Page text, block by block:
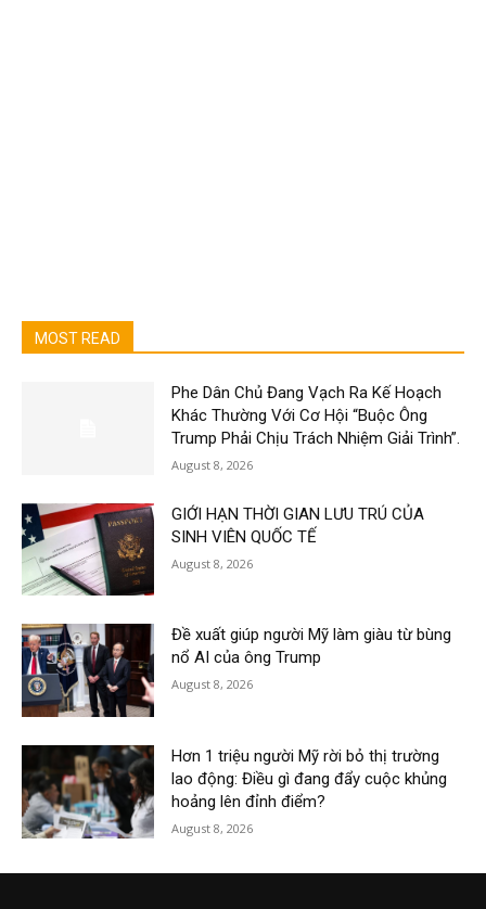
MOST READ
Phe Dân Chủ Đang Vạch Ra Kế Hoạch
Khác Thường Với Cơ Hội “Buộc Ông
Trump Phải Chịu Trách Nhiệm Giải Trình”.
August 8, 2026
GIỚI HẠN THỜI GIAN LƯU TRÚ CỦA
SINH VIÊN QUỐC TẾ
August 8, 2026
Đề xuất giúp người Mỹ làm giàu từ bùng
nổ AI của ông Trump
August 8, 2026
Hơn 1 triệu người Mỹ rời bỏ thị trường
lao động: Điều gì đang đẩy cuộc khủng
hoảng lên đỉnh điểm?
August 8, 2026